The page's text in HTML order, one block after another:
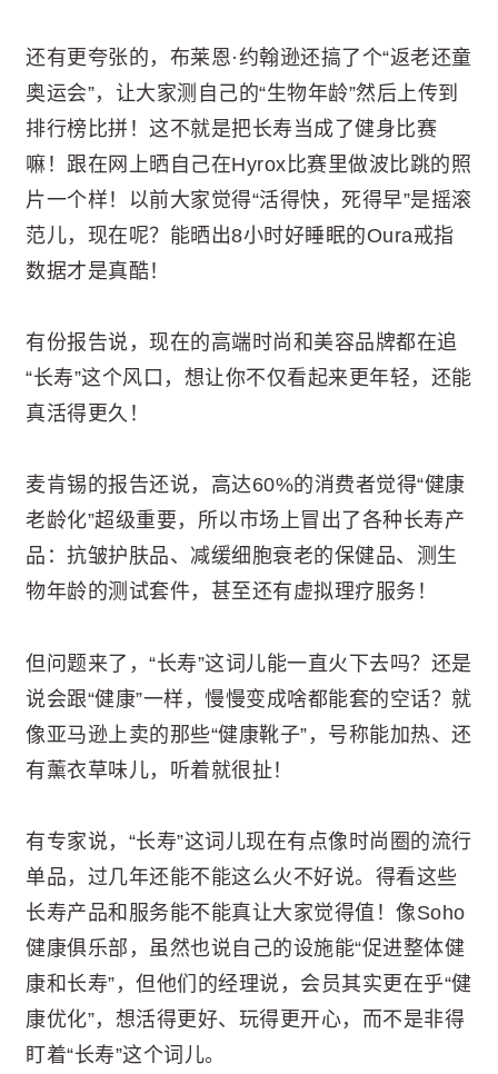
还有更夸张的，布莱恩·约翰逊还搞了个“返老还童
奥运会”，让大家测自己的“生物年龄”然后上传到
排行榜比拼！这不就是把长寿当成了健身比赛
嘛！跟在网上晒自己在Hyrox比赛里做波比跳的照
片一个样！以前大家觉得“活得快，死得早”是摇滚
范儿，现在呢？能晒出8小时好睡眠的Oura戒指
数据才是真酷！
有份报告说，现在的高端时尚和美容品牌都在追
“长寿”这个风口，想让你不仅看起来更年轻，还能
真活得更久！
麦肯锡的报告还说，高达60%的消费者觉得“健康
老龄化”超级重要，所以市场上冒出了各种长寿产
品：抗皱护肤品、减缓细胞衰老的保健品、测生
物年龄的测试套件，甚至还有虚拟理疗服务！
但问题来了，“长寿”这词儿能一直火下去吗？还是
说会跟“健康”一样，慢慢变成啥都能套的空话？就
像亚马逊上卖的那些“健康靴子”，号称能加热、还
有薰衣草味儿，听着就很扯！
有专家说，“长寿”这词儿现在有点像时尚圈的流行
单品，过几年还能不能这么火不好说。得看这些
长寿产品和服务能不能真让大家觉得值！像Soho
健康俱乐部，虽然也说自己的设施能“促进整体健
康和长寿”，但他们的经理说，会员其实更在乎“健
康优化”，想活得更好、玩得更开心，而不是非得
盯着“长寿”这个词儿。